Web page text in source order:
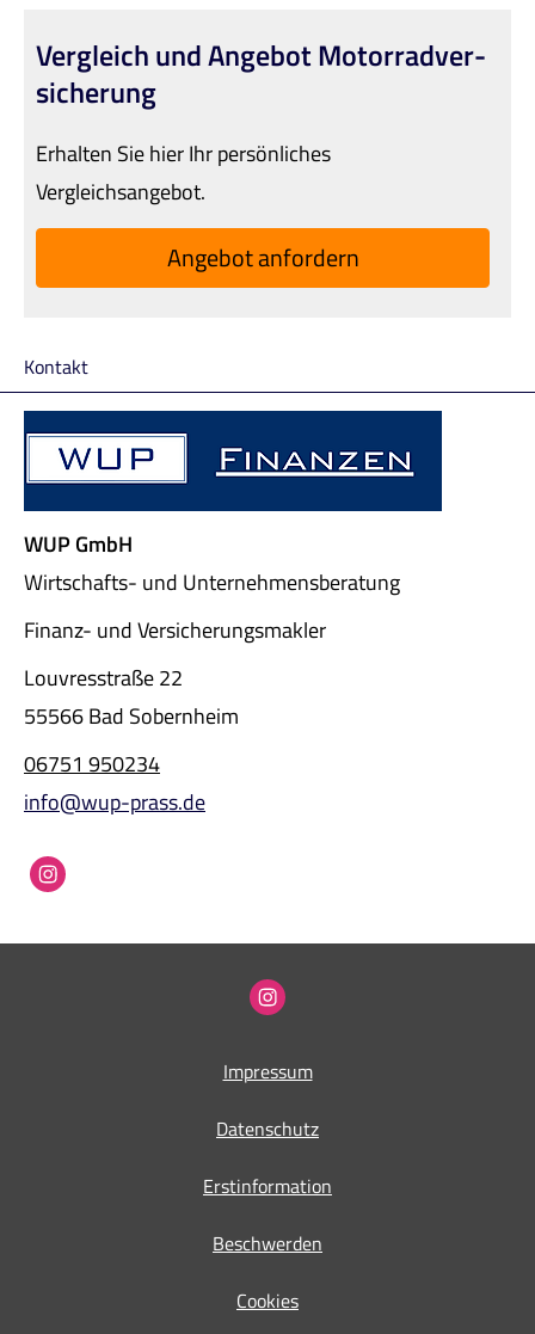
Vergleich und Angebot Motor­rad­ver­
sicherung
Erhalten Sie hier Ihr persönliches
Vergleichsangebot.
An­ge­bot an­for­dern
Kontakt
WUP GmbH
Wirtschafts- und Unternehmensberatung
Finanz- und Ver­sicherungs­makler
Louvresstraße 22
55566 Bad Sobernheim
06751 950234
info@wup-prass.de
Impressum
Datenschutz
Erstinformation
Beschwerden
Cookies